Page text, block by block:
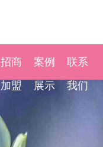
招商
加盟
案例
展示
联系
我们